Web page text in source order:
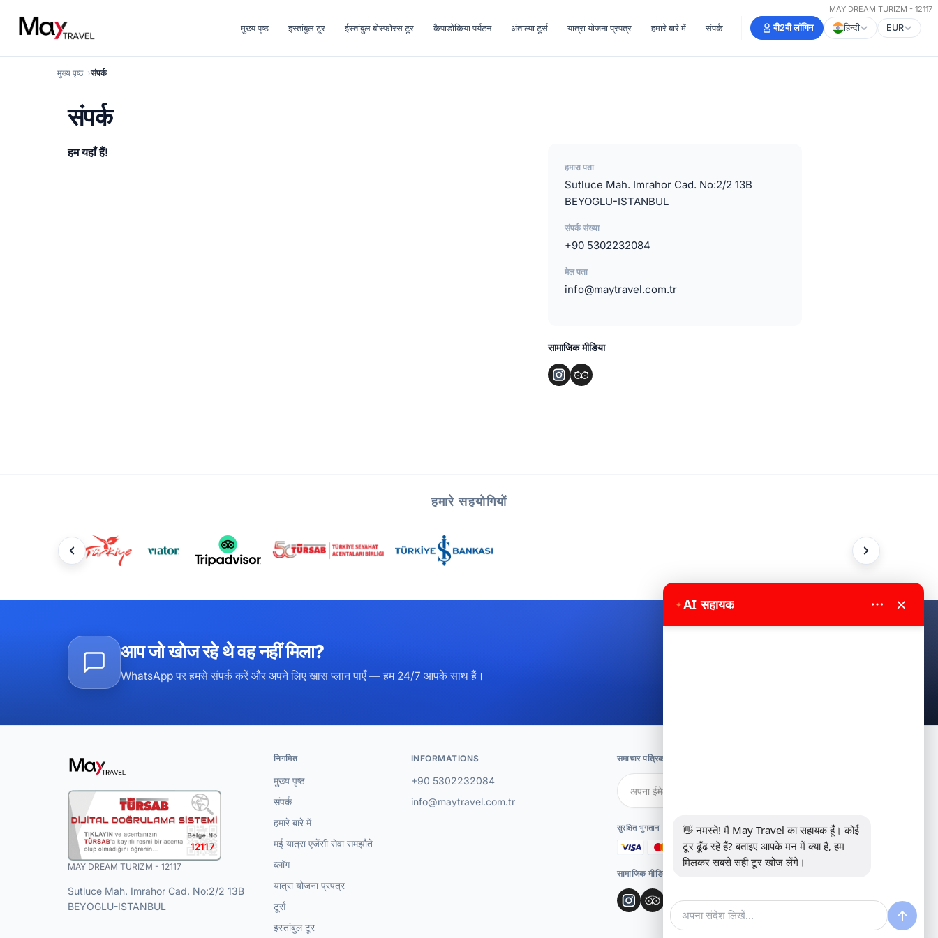
MAY DREAM TURIZM - 12117
मुख्य पृष्ठ इस्तांबुल टूर ईस्तांबुल बोस्फोरस टूर कैपाडोकिया पर्यटन अंताल्या टूर्स यात्रा योजना प्रपत्र हमारे बारे में संपर्क बी2बी लॉगिन हिन्दी EUR
मुख्य पृष्ठ संपर्क
संपर्क
हम यहाँ हैं!
हमारा पता
Sutluce Mah. Imrahor Cad. No:2/2 13B
BEYOGLU-ISTANBUL
संपर्क संख्या
+90 5302232084
मेल पता
info@maytravel.com.tr
सामाजिक मीडिया
हमारे सहयोगियों
आप जो खोज रहे थे वह नहीं मिला?
WhatsApp पर हमसे संपर्क करें और अपने लिए खास प्लान पाएँ — हम 24/7 आपके साथ हैं।
12117
MAY DREAM TURIZM - 12117
Sutluce Mah. Imrahor Cad. No:2/2 13B
BEYOGLU-ISTANBUL
निगमित
मुख्य पृष्ठ
संपर्क
हमारे बारे में
मई यात्रा एजेंसी सेवा समझौते
ब्लॉग
यात्रा योजना प्रपत्र
टूर्स
इस्तांबुल टूर
INFORMATIONS
+90 5302232084
info@maytravel.com.tr
समाचार पत्रिका के लिए सदस्यता लें
सुरक्षित भुगतान
सामाजिक मीडिया
✦AI सहायक ×
👋 नमस्ते! मैं May Travel का सहायक हूँ। कोई
टूर ढूँढ रहे हैं? बताइए आपके मन में क्या है, हम
मिलकर सबसे सही टूर खोज लेंगे।